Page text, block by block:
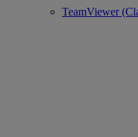
TeamViewer